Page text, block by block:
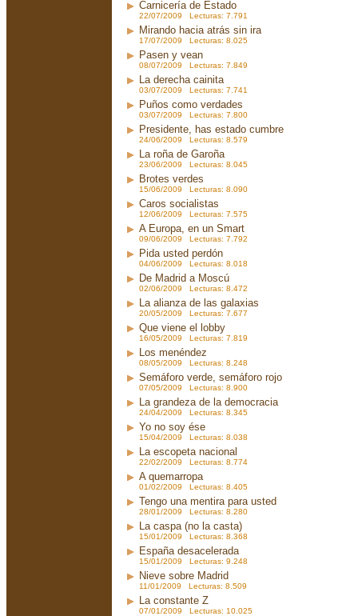
Carnicería de Estado
22/07/2009 Lecturas: 7.791
Mirando hacia atrás sin ira
17/07/2009 Lecturas: 8.025
Pasen y vean
08/07/2009 Lecturas: 7.849
La derecha cainita
03/07/2009 Lecturas: 7.741
Puños como verdades
03/07/2009 Lecturas: 7.800
Presidente, has estado cumbre
24/06/2009 Lecturas: 8.579
La roña de Garoña
23/06/2009 Lecturas: 8.045
Brotes verdes
15/06/2009 Lecturas: 8.090
Caros socialistas
12/06/2009 Lecturas: 7.575
A Europa, en un Smart
09/06/2009 Lecturas: 7.792
Pida usted perdón
04/06/2009 Lecturas: 8.018
De Madrid a Moscú
02/06/2009 Lecturas: 8.472
La alianza de las galaxias
20/05/2009 Lecturas: 7.677
Que viene el lobby
16/05/2009 Lecturas: 7.819
Los menéndez
08/05/2009 Lecturas: 8.248
Semáforo verde, semáforo rojo
07/05/2009 Lecturas: 8.900
La grandeza de la democracia
24/04/2009 Lecturas: 8.345
Yo no soy ése
15/04/2009 Lecturas: 8.038
La escopeta nacional
22/02/2009 Lecturas: 8.774
A quemarropa
01/02/2009 Lecturas: 8.405
Tengo una mentira para usted
28/01/2009 Lecturas: 8.280
La caspa (no la casta)
15/01/2009 Lecturas: 8.368
España desacelerada
15/01/2009 Lecturas: 9.248
Nieve sobre Madrid
11/01/2009 Lecturas: 8.509
La constante Z
07/01/2009 Lecturas: 10.025